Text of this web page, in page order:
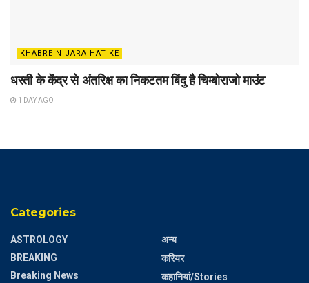
KHABREIN JARA HAT KE
धरती के केंद्र से अंतरिक्ष का निकटतम बिंदु है चिम्बोराजो माउंट
1 DAY AGO
Categories
ASTROLOGY
BREAKING
Breaking News
अन्य
करियर
कहानियां/Stories